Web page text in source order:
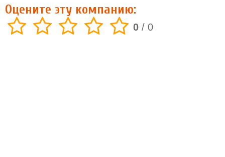
Оцените эту компанию:
0 / 0